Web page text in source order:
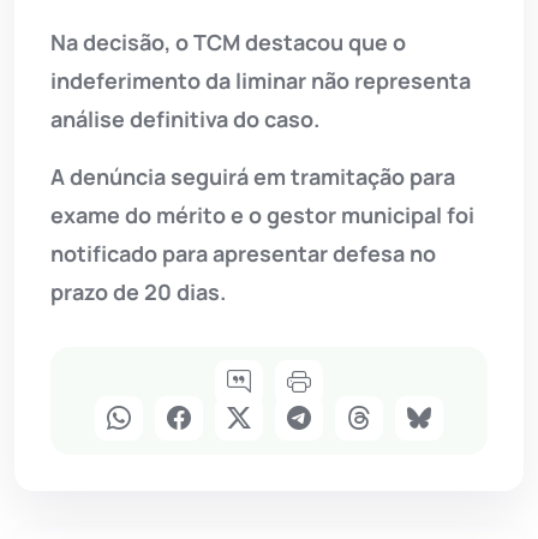
Na decisão, o TCM destacou que o
indeferimento da liminar não representa
análise definitiva do caso.
A denúncia seguirá em tramitação para
exame do mérito e o gestor municipal foi
notificado para apresentar defesa no
prazo de 20 dias.